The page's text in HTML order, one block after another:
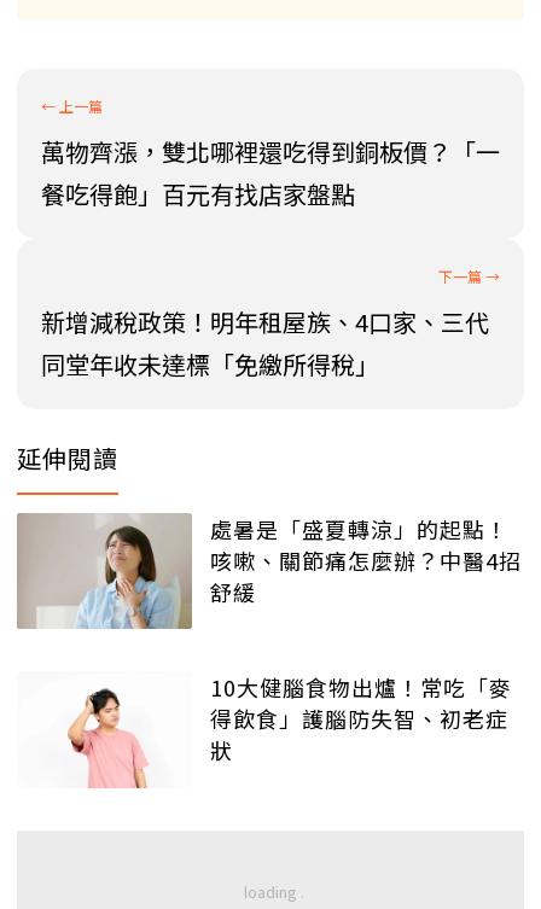
萬物齊漲，雙北哪裡還吃得到銅板價？「一
餐吃得飽」百元有找店家盤點
新增減稅政策！明年租屋族、4口家、三代
同堂年收未達標「免繳所得稅」
延伸閱讀
處暑是「盛夏轉涼」的起點！
咳嗽、關節痛怎麼辦？中醫4招
舒緩
10大健腦食物出爐！常吃「麥
得飲食」護腦防失智、初老症
狀